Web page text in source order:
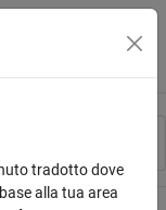
tradotto dove
alla tua area